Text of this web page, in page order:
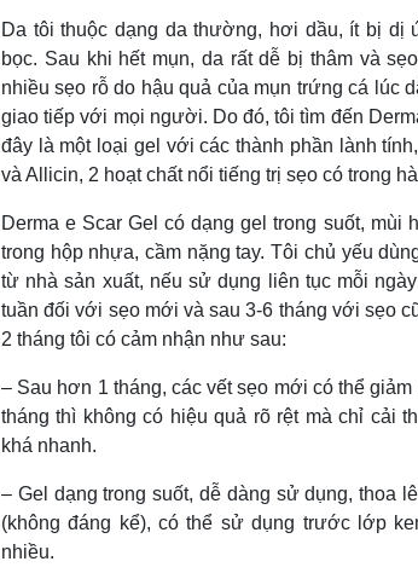
Da tôithuộc dạng da thường, hơi dầu, ít bị dị
bọc. Sau khi hết mụn, da rất dễ bị thâm và
nhiều sẹo rỗ do hậu quả của mụn trứng cá lúc
giao tiếp với mọi người. Do đó, tôi tìm đến
đây là một loại gel với các thành phần lành
và Allicin, 2 hoạt chất nổi tiếng trị sẹo có trong
Derma e Scar Gel có dạng gel trong suốt,
trong hộp nhựa, cầm nặng tay. Tôi chủ yếu
từ nhà sản xuất, nếu sử dụng liên tục mỗi
tuần đối với sẹo mới và sau 3-6 tháng với sẹo
2 tháng tôi có cảm nhận như sau:
– Sau hơn 1 tháng, các vết sẹo mới có thể
tháng thì không có hiệu quả rõ rệt mà chỉ cải
khá nhanh.
– Gel dạng trong suốt, dễ dàng sử dụng, thoa
(không đáng kể), có thể sử dụng trước lớp
nhiều.